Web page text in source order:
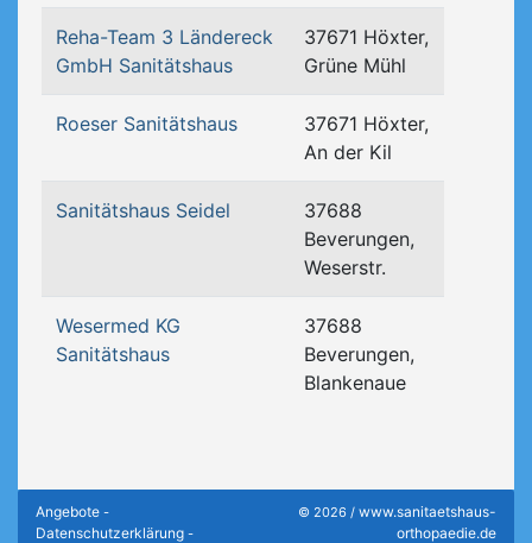
Reha-Team 3 Ländereck
GmbH Sanitätshaus
37671 Höxter,
Grüne Mühl
Roeser Sanitätshaus
37671 Höxter,
An der Kil
Sanitätshaus Seidel
37688
Beverungen,
Weserstr.
Wesermed KG
Sanitätshaus
37688
Beverungen,
Blankenaue
Angebote -
Datenschutzerklärung -
© 2026 / www.sanitaetshaus-
orthopaedie.de